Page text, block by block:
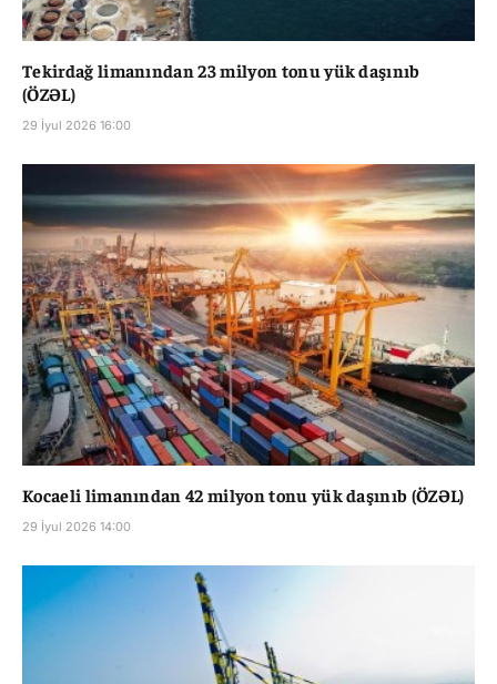
Tekirdağ limanından 23 milyon tonu yük daşınıb
(ÖZƏL)
29 İyul 2026 16:00
Kocaeli limanından 42 milyon tonu yük daşınıb (ÖZƏL)
29 İyul 2026 14:00